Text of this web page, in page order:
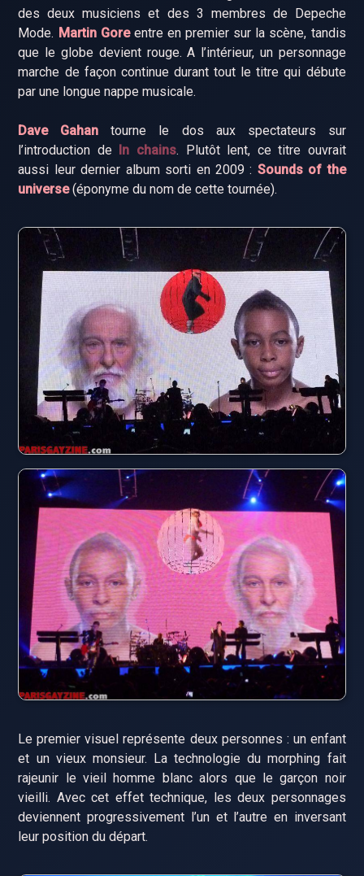
des deux musiciens et des 3 membres de Depeche
Mode. Martin Goreentre en premier sur la scène, tandis
que le globe devient rouge. A l’intérieur, un personnage
marche de façon continue durant tout le titre qui débute
par une longue nappe musicale.
Dave Gahan tourne le dos aux spectateurs sur
l’introduction de
In chains. Plutôt lent, ce titre ouvrait
aussi leur dernier album sorti en 2009 : Sounds of the
universe(éponyme du nom de cette tournée).
Le premier visuel représente deux personnes : un enfant
et un vieux monsieur. La technologie du morphing fait
rajeunir le vieil homme blanc alors que le garçon noir
vieilli. Avec cet effet technique, les deux personnages
deviennent progressivement l’un et l’autre en inversant
leur position du départ.